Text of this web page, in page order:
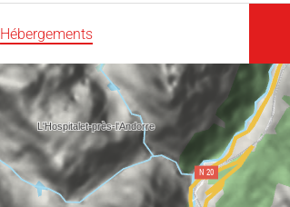
Hébergements